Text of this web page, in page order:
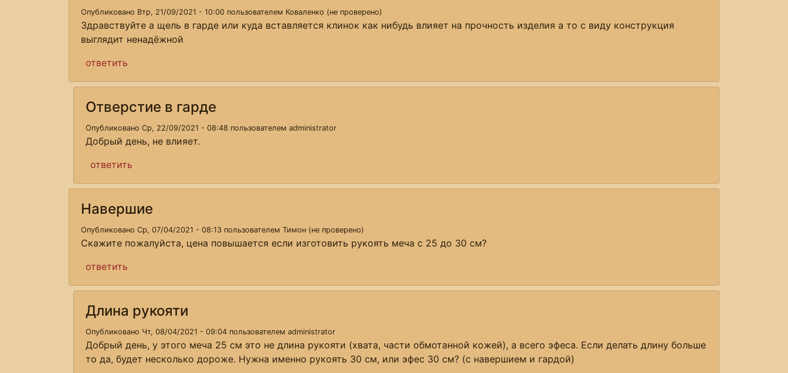
Опубликовано Втр, 21/09/2021 - 10:00 пользователем Коваленко (не проверено)
Здравствуйте а щель в гарде или куда вставляется клинок как нибудь влияет на прочность изделия а то с виду конструкция
выглядит ненадёжной
ответить
Отверстие в гарде
Опубликовано Ср, 22/09/2021 - 08:48 пользователем administrator
Добрый день, не влияет.
ответить
Навершие
Опубликовано Ср, 07/04/2021 - 08:13 пользователем Тимон (не проверено)
Скажите пожалуйста, цена повышается если изготовить рукоять меча с 25 до 30 см?
ответить
Длина рукояти
Опубликовано Чт, 08/04/2021 - 09:04 пользователем administrator
Добрый день, у этого меча 25 см это не длина рукояти (хвата, части обмотанной кожей), а всего эфеса. Если делать длину больше
то да, будет несколько дороже. Нужна именно рукоять 30 см, или эфес 30 см? (с навершием и гардой)